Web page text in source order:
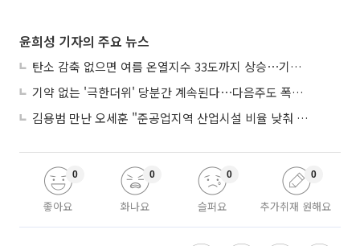
윤희성 기자의 주요 뉴스
탄소 감축 없으면 여름 온열지수 33도까지 상승⋯기상청, 2100년 미래전망
기약 없는 '극한더위' 당분간 계속된다⋯다음주도 폭염·열대야 지속
김용범 만난 오세훈 "준공업지역 산업시설 비율 낮춰 공급 늘려야"
좋아요
0
화나요
0
슬퍼요
0
추가취재 원해요
0